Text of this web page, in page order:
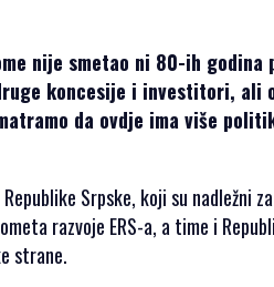
nije smetao ni 80-ih godina
koncesije i investitori, ali
da ovdje ima više
Srpske, koji su nadležni
razvoje ERS-a, a time i
strane.